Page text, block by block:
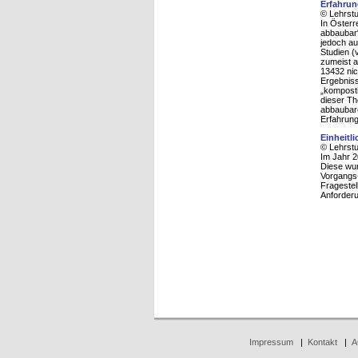
©
In
jedoch
Studien
zumeist
13432
dieser
©
Im Jahr
Diese
Impressum| Kontakt|